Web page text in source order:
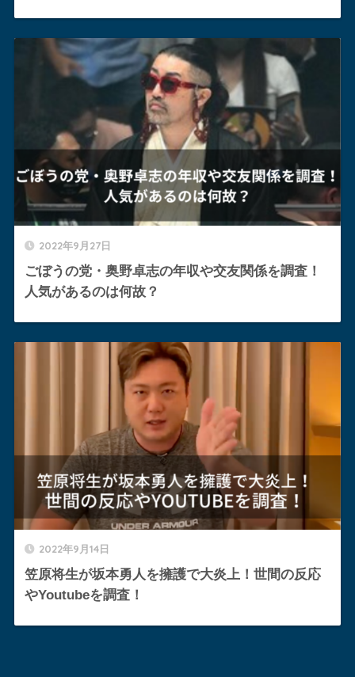
2022年9月27日
ごぼうの党・奥野卓志の年収や交友関係を調査！
人気があるのは何故？
2022年9月14日
笠原将生が坂本勇人を擁護で大炎上！世間の反応
やYoutubeを調査！